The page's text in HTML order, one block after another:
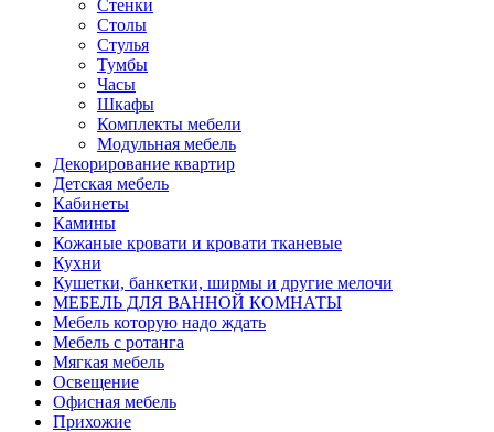
Стенки
Столы
Стулья
Тумбы
Часы
Шкафы
Комплекты мебели
Модульная мебель
Декорирование квартир
Детская мебель
Кабинеты
Камины
Кожаные кровати и кровати тканевые
Кухни
Кушетки, банкетки, ширмы и другие мелочи
МЕБЕЛЬ ДЛЯ ВАННОЙ КОМНАТЫ
Мебель которую надо ждать
Мебель с ротанга
Мягкая мебель
Освещение
Офисная мебель
Прихожие